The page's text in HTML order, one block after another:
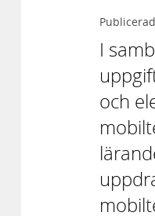
Publicerad
I
och